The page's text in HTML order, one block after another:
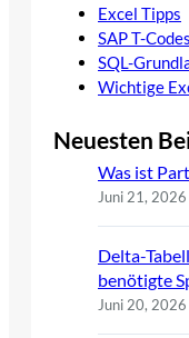
Excel Tipps
SAP T-Codes
SQL-
Wichtige
Neuesten
Was ist
Juni 21, 2026
Delta-
benötigte
Juni 20, 2026